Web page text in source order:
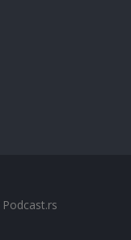
Podcast.rs